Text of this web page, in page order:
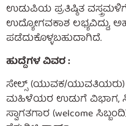
ಉಡುಪಿಯ ಪ್ರತಿಷ್ಠಿತ
ಉದ್ಯೋಗವಕಾಶ ಲಭ್ಯವಿದ್ದು,
ಪಡೆದುಕೊಳ್ಳಬಹುದಾಗಿದೆ.
ಹುದ್ದೆಗಳ ವಿವರ :
ಸೇಲ್ಸ್ (ಯುವಕ/ಯುವತಿಯರು)
ಮಹಿಳೆಯರ ಉಡುಗೆ ವಿಭಾಗ,
ಸ್ವಾಗತಗಾರ (welcome